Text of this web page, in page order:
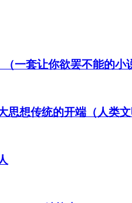
一套让你欲罢不能的小
思想传统的开端（人类